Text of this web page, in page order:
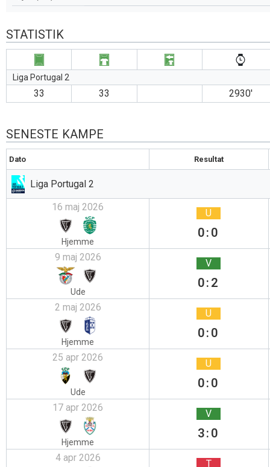
STATISTIK
Liga Portugal 2
33 33 2930′
SENESTE KAMPE
Dato Resultat
Liga Portugal 2
16 maj 2026
Hjemme
U
0:0
9 maj 2026
Ude
V
0:2
2 maj 2026
Hjemme
U
0:0
25 apr 2026
Ude
U
0:0
17 apr 2026
Hjemme
V
3:0
4 apr 2026 T